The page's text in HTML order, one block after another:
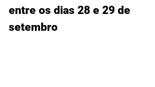
entre os dias 28 e 29 de
setembro